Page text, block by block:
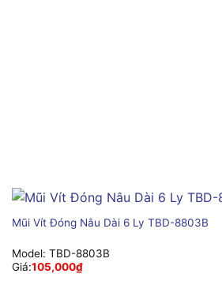
Mũi Vít Đóng Nâu Dài 6 Ly TBD-8803B
Model: TBD-8803B
Giá:105,000₫